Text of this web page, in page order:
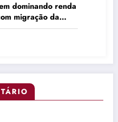
dominando renda
migração da